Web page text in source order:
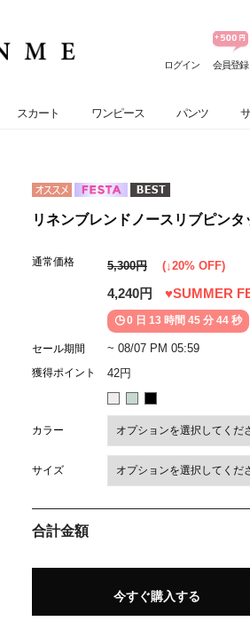
ログイン 会員登録
スカート ワンピース パンツ
リネンブレンドノースリブピン
通常価格 5,300円 (↓20% OFF)
4,240円 ♥SUMMER
0 日 13 時間 45 分 43 秒
セール期間 ~ 08/07 PM 05:59
獲得ポイント 42円
カラー
サイズ
合計金額
今すぐ購入する